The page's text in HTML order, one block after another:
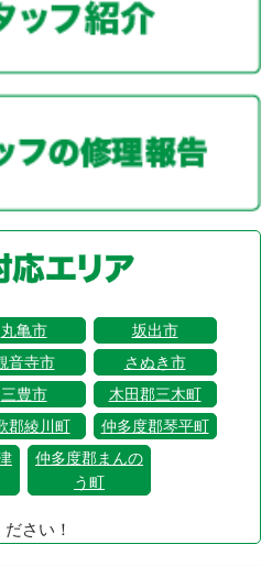
丸亀市
坂出市
音寺市
さぬき市
三豊市
木田郡三木町
郡綾川町
仲多度郡琴平町
仲多度郡まんの
う町
さい！